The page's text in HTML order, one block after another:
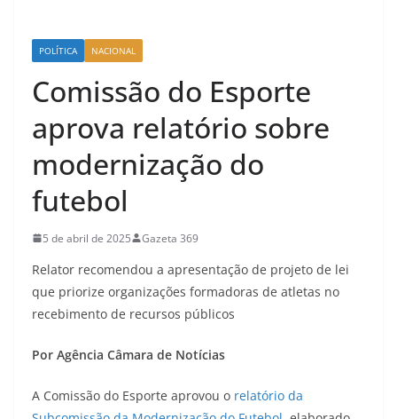
POLÍTICA NACIONAL
Comissão do Esporte
aprova relatório sobre
modernização do
futebol
5 de abril de 2025 Gazeta 369
Relator recomendou a apresentação de projeto de lei
que priorize organizações formadoras de atletas no
recebimento de recursos públicos
Por Agência Câmara de Notícias
A Comissão do Esporte aprovou o relatório da